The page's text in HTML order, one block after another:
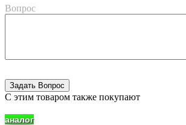
Вопрос
C этим товаром также покупают
аналог